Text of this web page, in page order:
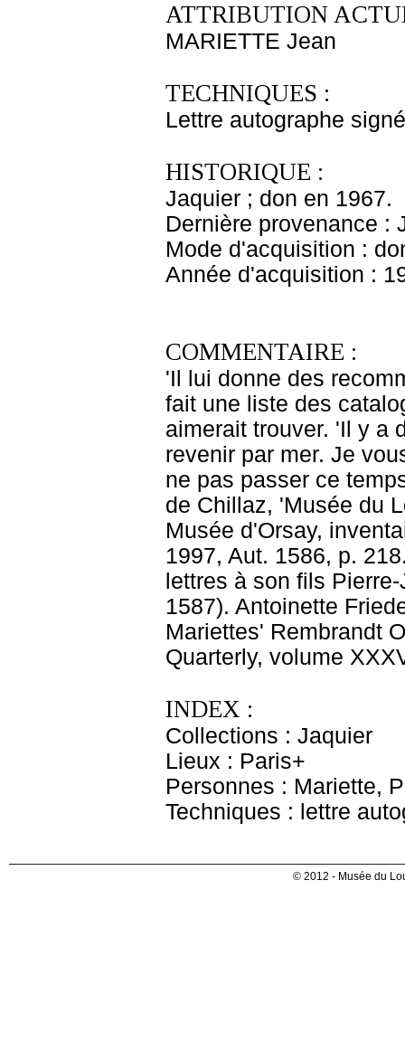
ATTRIBUTION
MARIETTE Jean
TECHNIQUES :
Lettre autographe
HISTORIQUE :
Jaquier ; don en 1967.
Dernière provenance :
Mode d'acquisition :
Année d'acquisition :
COMMENTAIRE :
'Il lui donne des
fait une liste des
aimerait trouver. 'Il y a
revenir par mer. Je
ne pas passer ce
de Chillaz, 'Musée du
Musée d'Orsay,
1997, Aut. 1586, p.
lettres à son fils
1587). Antoinette
Mariettes' Rembrandt
Quarterly, volume
INDEX :
Collections : Jaquier
Lieux : Paris+
Personnes : Mariette,
Techniques : lettre
© 2012 - Musée du